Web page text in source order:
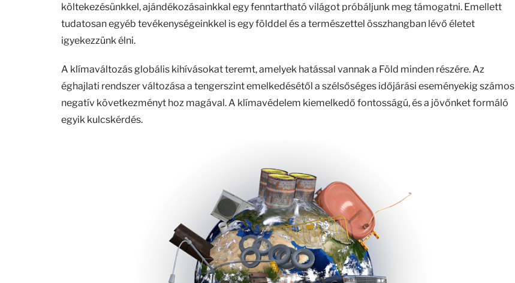
költekezésünkkel, ajándékozásainkkal egy fenntartható világot próbáljunk meg támogatni. Emellett
tudatosan egyéb tevékenységeinkkel is egy földdel és a természettel összhangban lévő életet
igyekezzünk élni.
A klímaváltozás globális kihívásokat teremt, amelyek hatással vannak a Föld minden részére. Az
éghajlati rendszer változása a tengerszint emelkedésétől a szélsőséges időjárási eseményekig számos
negatív következményt hoz magával. A klímavédelem kiemelkedő fontosságú, és a jövőnket formáló
egyik kulcskérdés.